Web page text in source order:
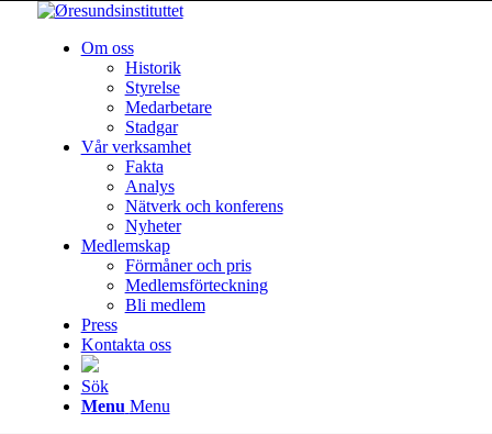
Om oss
Historik
Styrelse
Medarbetare
Stadgar
Vår verksamhet
Fakta
Analys
Nätverk och konferens
Nyheter
Medlemskap
Förmåner och pris
Medlemsförteckning
Bli medlem
Press
Kontakta oss
Sök
Menu Menu